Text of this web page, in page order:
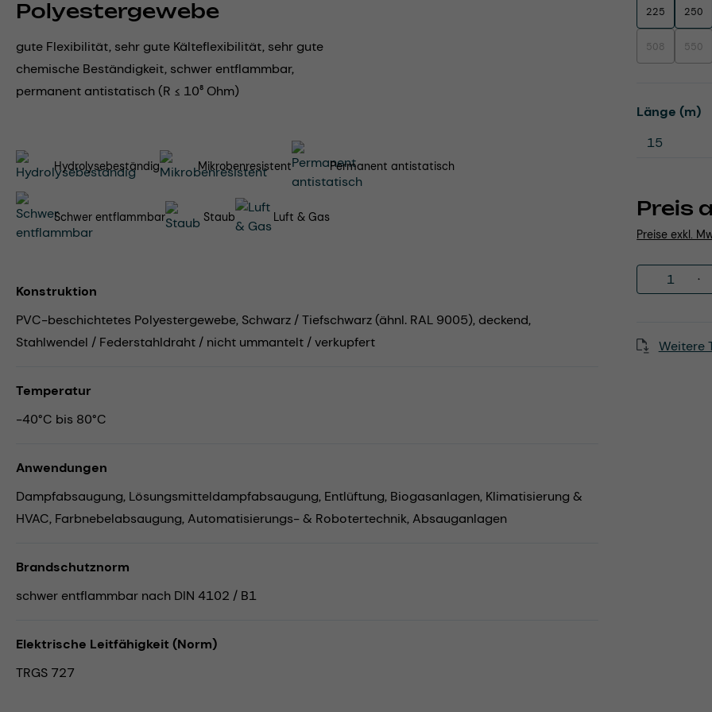
Polyestergewebe
gute Flexibilität, sehr gute Kälteflexibilität, sehr gute
chemische Beständigkeit, schwer entflammbar,
permanent antistatisch (R ≤ 10⁸ Ohm)
Preis
Preise exkl.
225 250
508(Diese Option
550
Länge (m)
Weitere
Hydrolysebeständig Mikrobenresistent Permanent antistatisch
Schwer entflammbar Staub Luft & Gas
Konstruktion
PVC-beschichtetes Polyestergewebe, Schwarz / Tiefschwarz (ähnl. RAL 9005), deckend,
Stahlwendel / Federstahldraht / nicht ummantelt / verkupfert
Temperatur
-40°C bis 80°C
Anwendungen
Dampfabsaugung, Lösungsmitteldampfabsaugung, Entlüftung, Biogasanlagen, Klimatisierung &
HVAC, Farbnebelabsaugung,Automatisierungs- & Robotertechnik,Absauganlagen
Brandschutznorm
schwer entflammbar nach DIN 4102 / B1
Elektrische Leitfähigkeit (Norm)
TRGS 727